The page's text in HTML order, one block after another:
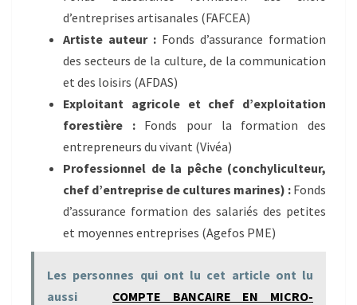
d’entreprises artisanales (FAFCEA)
Artiste auteur : Fonds d’assurance formation
des secteurs de la culture, de la communication
et des loisirs (AFDAS)
Exploitant agricole et chef d’exploitation
forestière :Fonds pour la formation des
entrepreneurs du vivant (Vivéa)
Professionnel de la pêche (conchyliculteur,
chef d’entreprise de cultures marines) : Fonds
d’assurance formation des salariés des petites
et moyennes entreprises (Agefos PME)
Les personnes qui ont lu cet article ont lu
aussi
COMPTE BANCAIRE EN MICRO-